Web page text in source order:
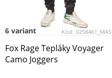
Kód: 0258461_MAS
6 variant
Fox Rage Tepláky Voyager
Camo Joggers